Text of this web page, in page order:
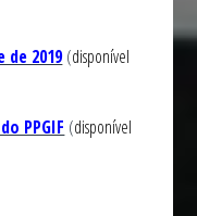
de 2019(disponível
PPGIF (disponível